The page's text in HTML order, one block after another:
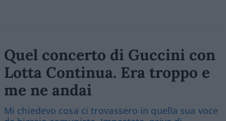
Quel concerto di Guccini con
Lotta Continua. Era troppo e
me ne andai
Mi chiedevo cosa ci trovassero in quella sua voce